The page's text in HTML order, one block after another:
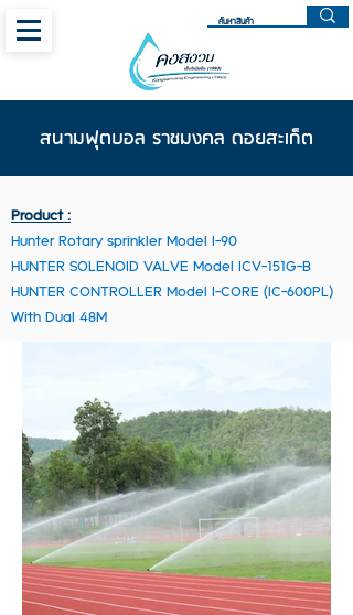
สนามฟุตบอล ราชมงคล ดอยสะเก็ต
Product :
Hunter Rotary sprinkler Model I-90
HUNTER SOLENOID VALVE Model ICV-151G-B
HUNTER CONTROLLER Model I-CORE (IC-600PL)
With Dual 48M